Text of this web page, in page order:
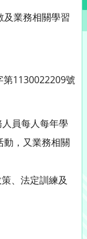
及業務相關學習
第1130022209號
員每人每年學
動，又業務相關
、法定訓練及